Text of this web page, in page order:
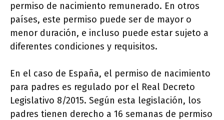
permiso de nacimiento remunerado. En otros
países, este permiso puede ser de mayor o
menor duración, e incluso puede estar sujeto a
diferentes condiciones y requisitos.
En el caso de España, el permiso de nacimiento
para padres es regulado por el Real Decreto
Legislativo 8/2015. Según esta legislación, los
padres tienen derecho a 16 semanas de permiso